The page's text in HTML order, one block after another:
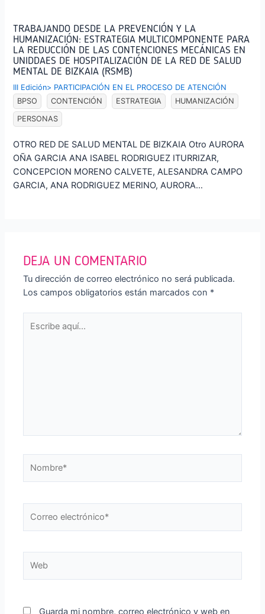
TRABAJANDO DESDE LA PREVENCIÓN Y LA
HUMANIZACIÓN: ESTRATEGIA MULTICOMPONENTE PARA
LA REDUCCIÓN DE LAS CONTENCIONES MECÁNICAS EN
UNIDDAES DE HOSPITALIZACIÓN DE LA RED DE SALUD
MENTAL DE BIZKAIA (RSMB)
III Edición> PARTICIPACIÓN EN EL PROCESO DE ATENCIÓN
BPSO
CONTENCIÓN ESTRATEGIA
HUMANIZACIÓN
PERSONAS
OTRO RED DE SALUD MENTAL DE BIZKAIA Otro AURORA
OÑA GARCIA ANA ISABEL RODRIGUEZ ITURRIZAR,
CONCEPCION MORENO CALVETE, ALESANDRA CAMPO
GARCIA, ANA RODRIGUEZ MERINO, AURORA…
DEJA UN COMENTARIO
Tu dirección de correo electrónico no será publicada.
Los campos obligatorios están marcados con *
aquí...
electrónico*
Guarda mi nombre, correo electrónico y web en